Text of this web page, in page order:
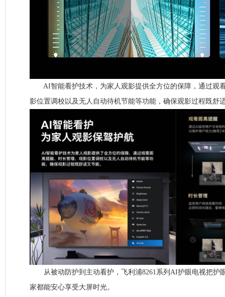
AI智能看护技术，为家人观影提供全方位的保障，通过观
影位置调校以及无人自动待机节能等功能，确保观影过程既舒
从被动防护到主动看护，飞利浦8261系列AI护眼电视把护
家都能安心享受大屏时光。